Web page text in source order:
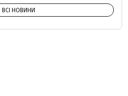
ВСІ НОВИНИ